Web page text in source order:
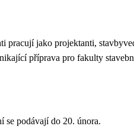
pracují jako projektanti,
příprava pro fakulty
podávají do 20. února.